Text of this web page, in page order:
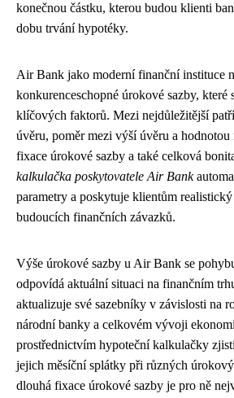
konečnou částku, kterou budou klienti
dobu trvání hypotéky.
Air Bank jako moderní finanční instituce
konkurenceschopné úrokové sazby,
klíčových faktorů. Mezi nejdůležitější
úvěru, poměr mezi výší úvěru a hodnotou
fixace úrokové sazby a také celková
kalkulačka poskytovatele Air Bank
parametry a poskytuje klientům
budoucích finančních závazků.
Výše úrokové sazby u Air Bank se
odpovídá aktuální situaci na finančním
aktualizuje své sazebníky v závislosti na
národní banky a celkovém vývoji
prostřednictvím hypoteční kalkulačky
jejich měsíční splátky při různých
dlouhá fixace úrokové sazby je pro ně